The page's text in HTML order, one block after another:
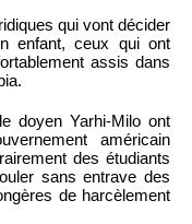
qui vont décider
enfant, ceux qui ont
assis dans
doyen Yarhi-Milo ont
américain
des étudiants
sans entrave des
de harcèlement